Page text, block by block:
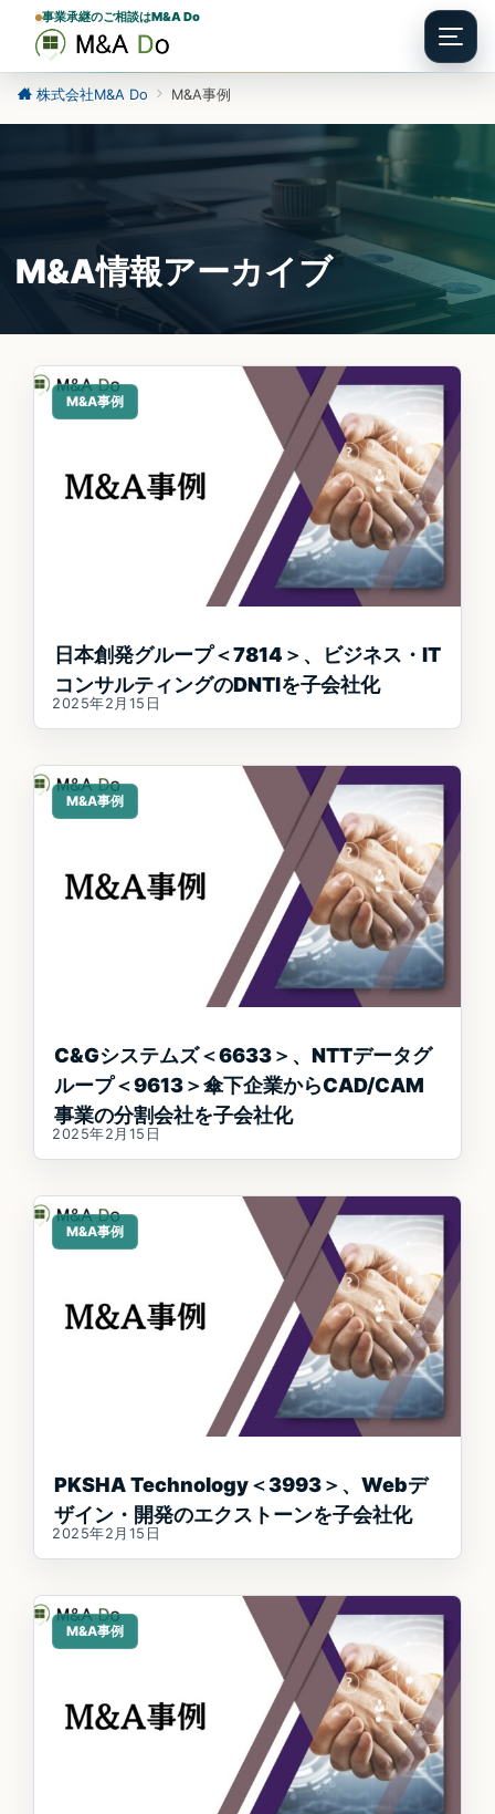
Menu
事業承継のご相談はM&A Do
株式会社M&A Do M&A事例
M&A事例
日本創発グループ＜7814＞、ビジネス・IT
コンサルティングのDNTIを子会社化
2025年2月15日
M&A事例
C&Gシステムズ＜6633＞、NTTデータグ
ループ＜9613＞傘下企業からCAD/CAM
事業の分割会社を子会社化
2025年2月15日
M&A事例
PKSHA Technology＜3993＞、Webデ
ザイン・開発のエクストーンを子会社化
2025年2月15日
M&A事例